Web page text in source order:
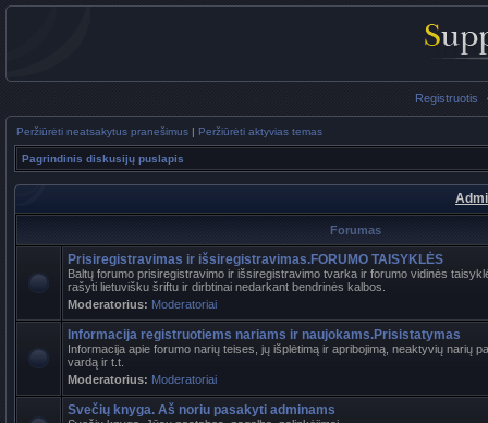
Registruotis
Peržiūrėti neatsakytus pranešimus | Peržiūrėti aktyvias temas
Pagrindinis diskusijų puslapis
Forumas
Prisiregistravimas ir išsiregistravimas.FORUMO TAISYKLĖS
Baltų forumo prisiregistravimo ir išsiregistravimo tvarka ir forumo vidinės
rašyti lietuvišku šriftu ir dirbtinai nedarkant bendrinės kalbos.
Moderatorius: Moderatoriai
Informacija registruotiems nariams ir naujokams.Prisistatymas
Informacija apie forumo narių teises, jų išplėtimą ir apribojimą, neaktyvių narių
vardą ir t.t.
Moderatorius: Moderatoriai
Svečių knyga. Aš noriu pasakyti adminams